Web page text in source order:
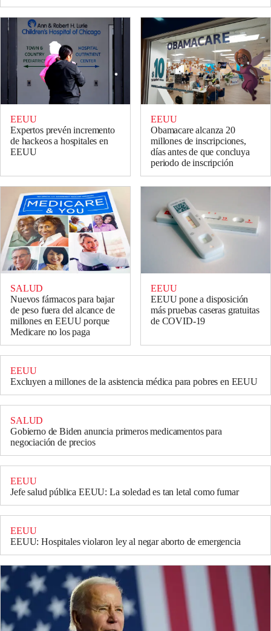
EEUU
Expertos prevén incremento
de hackeos a hospitales en
EEUU
EEUU
Obamacare alcanza 20
millones de inscripciones,
días antes de que concluya
periodo de inscripción
SALUD
Nuevos fármacos para bajar
de peso fuera del alcance de
millones en EEUU porque
Medicare no los paga
EEUU
EEUU pone a disposición
más pruebas caseras gratuitas
de COVID-19
EEUU
Excluyen a millones de la asistencia médica para pobres en EEUU
SALUD
Gobierno de Biden anuncia primeros medicamentos para
negociación de precios
EEUU
Jefe salud pública EEUU: La soledad es tan letal como fumar
EEUU
EEUU: Hospitales violaron ley al negar aborto de emergencia